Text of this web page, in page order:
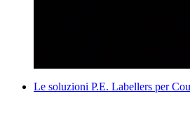
Le soluzioni P.E. Labellers per